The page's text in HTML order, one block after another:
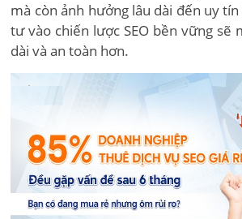
mà còn ảnh hưởng lâu dài đến uy
tư vào chiến lược SEO bền vững sẽ
dài và an toàn hơn.